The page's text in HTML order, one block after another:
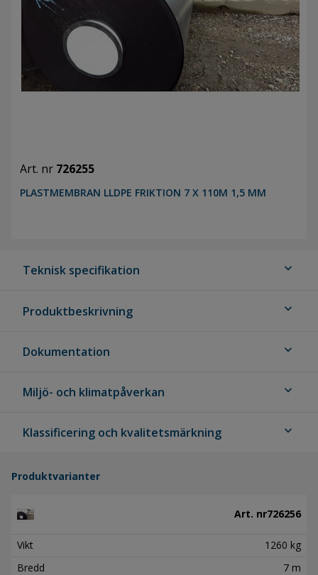
Art. nr 726255
PLASTMEMBRAN LLDPE FRIKTION 7 X 110M 1,5 MM
Teknisk specifikation expand_more
Produktbeskrivning expand_more
Dokumentation expand_more
Miljö- och klimatpåverkan expand_more
Klassificering och kvalitetsmärkning expand_more
Produktvarianter
Art. nr726256
Vikt
1260 kg
Bredd
7 m